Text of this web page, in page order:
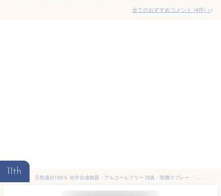
全てのおすすめコメント (4件) >
11th
天然成分100％ 化学合成物質・アルコールフリー 消臭・除菌スプレー 「HINOKI clean water ヒノキ クリーンウォーター 300ml」